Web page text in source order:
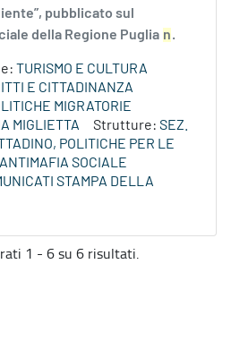
pubblicato sul
della Regione Puglia n.
TURISMO E CULTURA
E CITTADINANZA
MIGRATORIE
MIGLIETTA Strutture: SEZ.
POLITICHE PER LE
SOCIALE
STAMPA DELLA
1 - 6 su 6 risultati.